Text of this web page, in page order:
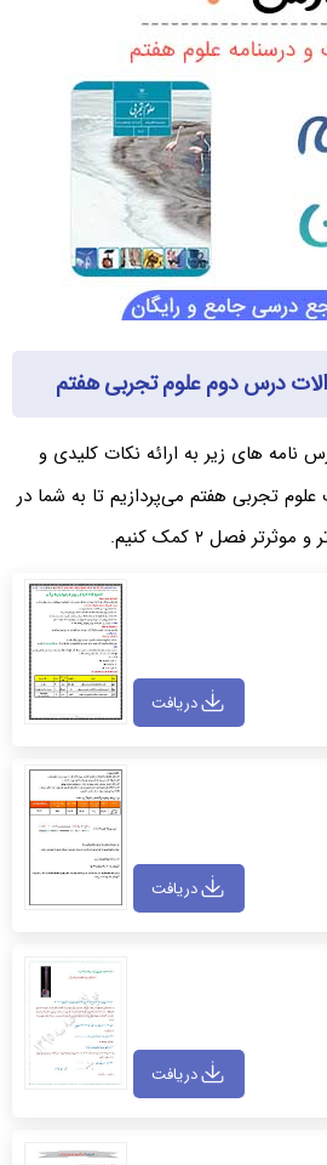
درس دوم علوم تجربی هفتم
نامه های زیر به ارائه نکات کلیدی و
تجربی هفتم می‌پردازیم تا به شما در
فصل ۲ کمک کنیم.
دریافت
دریافت
دریافت